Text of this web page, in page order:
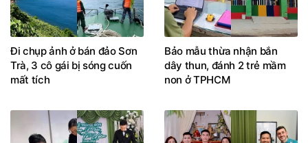
Đi chụp ảnh ở bán đảo Sơn
Trà, 3 cô gái bị sóng cuốn
mất tích
Bảo mẫu thừa nhận bắn
dây thun, đánh 2 trẻ mầm
non ở TPHCM